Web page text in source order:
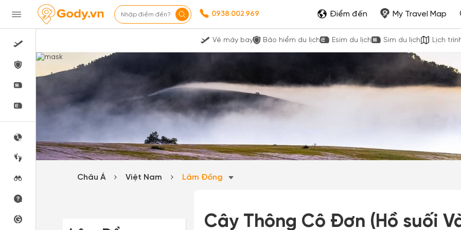
Nhập điểm đến? 0938.002.969 Điểm đến My Travel Map
Vé máy bay Bảo hiểm du lịch Esim du lịch Sim du lịch Lịch
Châu Á Việt Nam Lâm Đồng
Cây Thông Cô Đơn (Hồ suối